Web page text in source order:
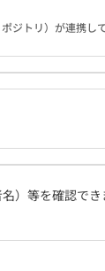
ジトリ）が連携し
）等を確認でき